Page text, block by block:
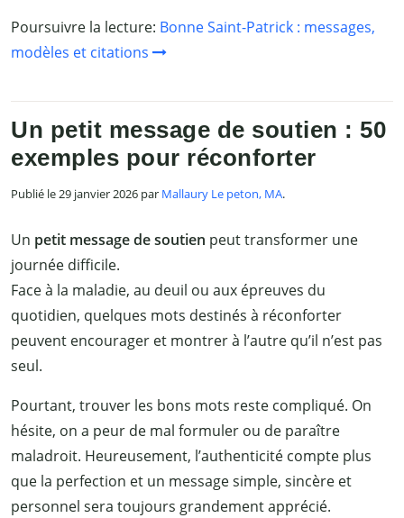
Poursuivre la lecture: Bonne Saint-Patrick : messages,
modèles et citations
Un petit message de soutien : 50
exemples pour réconforter
Publié le 29 janvier 2026 par Mallaury Le peton, MA.
Un petit message de soutien peut transformer une
journée difficile.
Face à la maladie, au deuil ou aux épreuves du
quotidien, quelques mots destinés à réconforter
peuvent encourager et montrer à l’autre qu’il n’est pas
seul.
Pourtant, trouver les bons mots reste compliqué. On
hésite, on a peur de mal formuler ou de paraître
maladroit. Heureusement, l’authenticité compte plus
que la perfection et un message simple, sincère et
personnel sera toujours grandement apprécié.